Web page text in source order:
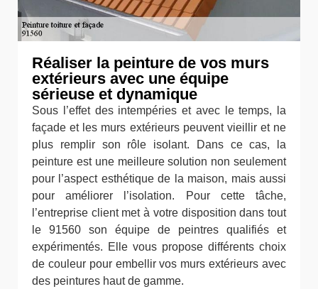
Réaliser la peinture de vos murs
extérieurs avec une équipe
sérieuse et dynamique
Sous l’effet des intempéries et avec le temps, la
façade et les murs extérieurs peuvent vieillir et ne
plus remplir son rôle isolant. Dans ce cas, la
peinture est une meilleure solution non seulement
pour l’aspect esthétique de la maison, mais aussi
pour améliorer l’isolation. Pour cette tâche,
l’entreprise client met à votre disposition dans tout
le 91560 son équipe de peintres qualifiés et
expérimentés. Elle vous propose différents choix
de couleur pour embellir vos murs extérieurs avec
des peintures haut de gamme.